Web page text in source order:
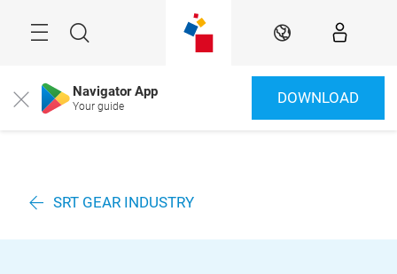
Suche DE
Close Navigator App
Your guide DOWNLOAD
SRT GEAR INDUSTRY